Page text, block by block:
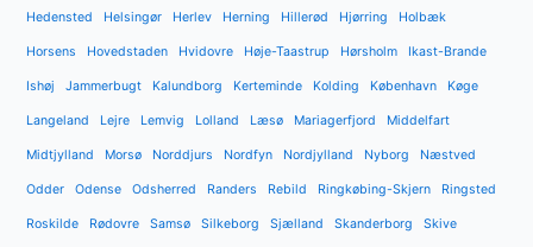
Hedensted Helsingør Herlev Herning Hillerød Hjørring Holbæk
Horsens Hovedstaden Hvidovre Høje-Taastrup Hørsholm Ikast-Brande
Ishøj Jammerbugt Kalundborg Kerteminde Kolding København Køge
Langeland Lejre Lemvig Lolland Læsø Mariagerfjord Middelfart
Midtjylland Morsø Norddjurs Nordfyn Nordjylland Nyborg Næstved
Odder Odense Odsherred Randers Rebild Ringkøbing-Skjern Ringsted
Roskilde Rødovre Samsø Silkeborg Sjælland Skanderborg Skive